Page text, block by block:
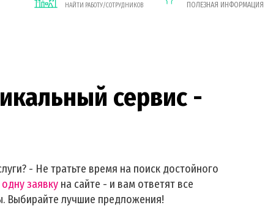
НАЙТИ РАБОТУ/СОТРУДНИКОВ ПОЛЕЗНАЯ ИНФОРМАЦИЯ
сервис -
- Не тратьте время на поиск достойного
одну заявку на сайте - и вам ответят все
Выбирайте лучшие предложения!